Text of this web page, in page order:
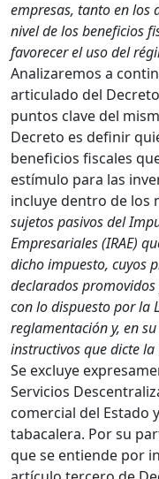
empresas, tanto en los
nivel de los beneficios
favorecer el uso del
Analizaremos a
articulado del
puntos clave del
Decreto es definir
beneficios fiscales
estímulo para las
incluye dentro de los
sujetos pasivos del
Empresariales (IRAE)
dicho impuesto, cuyos
declarados
con lo dispuesto por la
reglamentación y, en
instructivos que dicte la
Se excluye
Servicios
comercial del Estado
tabacalera. Por su
que se entiende por